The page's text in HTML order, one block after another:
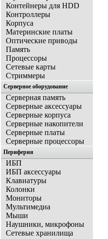
Контейнеры для HDD
Контроллеры
Корпуса
Материнские платы
Оптические приводы
Память
Процессоры
Сетевые карты
Стриммеры
Серверное оборудование
Серверная память
Серверные аксессуары
Серверные корпуса
Серверные накопители
Серверные платы
Серверные процессоры
Периферия
ИБП
ИБП аксессуары
Клавиатуры
Колонки
Мониторы
Мультимедиа
Мыши
Наушники, микрофоны
Сетевые хранилища